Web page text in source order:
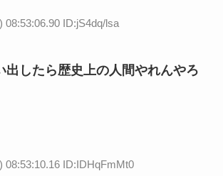
08:53:06.90 ID:jS4dq/lsa
出したら歴史上の人間やれんやろ
08:53:10.16 ID:IDHqFmMt0